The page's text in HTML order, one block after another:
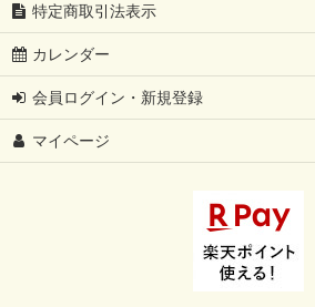
特定商取引法表示
カレンダー
会員ログイン・新規登録
マイページ